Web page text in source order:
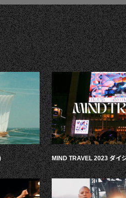
MIND TRAVEL 2023 ダイ